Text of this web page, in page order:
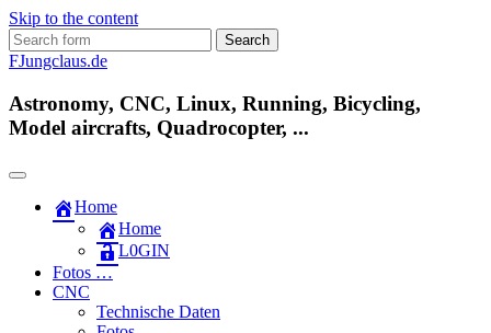
Skip to the content
Search
for:
FJungclaus.de
Astronomy, CNC, Linux, Running, Bicycling,
Model aircrafts, Quadrocopter, ...
Home
Home
L​0​​GIN
Fotos …
CNC
Technische Daten